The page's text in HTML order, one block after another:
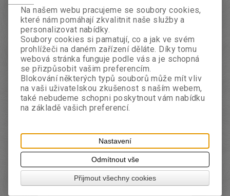
Krycí LD-PE tkaná plachta rozměr
na přání - 140g/m2 - černá
5
Bazénové zakrývací plachty vyrábíme z vysoce
kvalitních kašírovaných folií TUZEMSKÉ
produkce. Tato fólie se vyznačuje velmi
dlouhou životností. Jedná se o fólii s výbornou
odolností proti mechanickému poškození a
Na našem webu pracujeme se soubory cookies,
které nám pomáhají zkvalitnit naše služby a
personalizovat nabídky.
Soubory cookies si pamatují, co a jak ve svém
prohlížeči na daném zařízení děláte. Díky tomu
webová stránka funguje podle vás a je schopná
se přizpůsobit vašim preferencím.
Blokování některých typů souborů může mít vliv
na vaši uživatelskou zkušenost s naším webem,
také nebudeme schopni poskytnout vám nabídku
na základě vašich preferencí.
Nastavení
Odmítnout vše
Přijmout všechny cookies